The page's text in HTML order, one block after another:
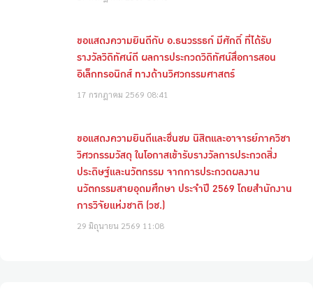
ขอแสดงความยินดีกับ อ.ธนวรรธก์ มีศักดิ์ ที่ได้รับ
รางวัลวิดิทัศน์ดี ผลการประกวดวิดิทัศน์สื่อการสอน
อิเล็กทรอนิกส์ ทางด้านวิศวกรรมศาสตร์
17 กรกฎาคม 2569 08:41
ขอแสดงความยินดีและชื่นชม นิสิตและอาจารย์ภาควิชา
วิศวกรรมวัสดุ ในโอกาสเข้ารับรางวัลการประกวดสิ่ง
ประดิษฐ์และนวัตกรรม จากการประกวดผลงาน
นวัตกรรมสายอุดมศึกษา ประจำปี 2569 โดยสำนักงาน
การวิจัยแห่งชาติ (วช.)
29 มิถุนายน 2569 11:08